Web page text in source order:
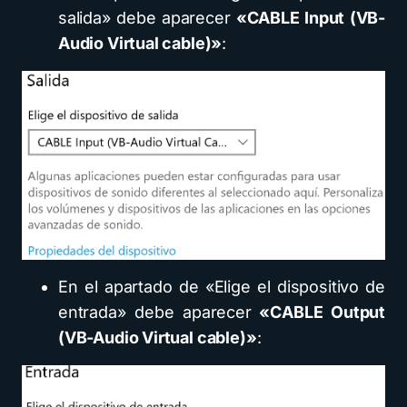
salida» debe aparecer «CABLE Input (VB-
Audio Virtual cable)»:
En el apartado de «Elige el dispositivo de
entrada» debe aparecer«CABLE Output
(VB-Audio Virtual cable)»: